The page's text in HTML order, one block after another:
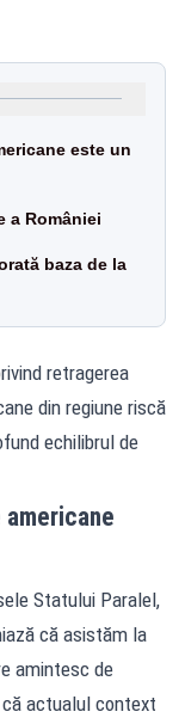
este un
a României
baza de la
retragerea
din regiune riscă
echilibrul de
Statului Paralel,
că asistăm la
amintesc de
actualul context